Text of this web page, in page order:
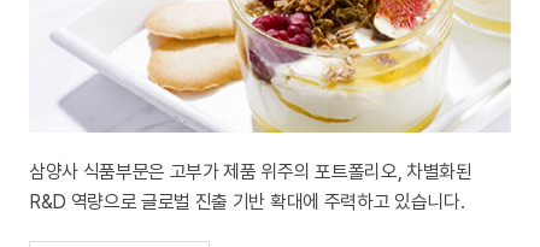
삼양사 식품부문은 고부가 제품 위주의 포트폴리오, 차별화된
R&D 역량으로 글로벌 진출 기반 확대에 주력하고 있습니다.